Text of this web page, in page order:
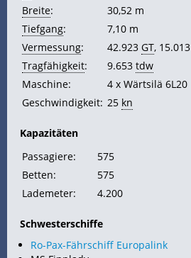
Breite:
30,52 m
Tiefgang:
7,10 m
Vermessung: 42.923 GT, 15.013
Tragfähigkeit: 9.653 tdw
Maschine:
4 x Wärtsilä 6L20
Geschwindigkeit: 25 kn
Kapazitäten
Passagiere:
575
Betten:
575
Lademeter:
4.200
Schwesterschiffe
Ro-Pax-Fährschiff Europalink